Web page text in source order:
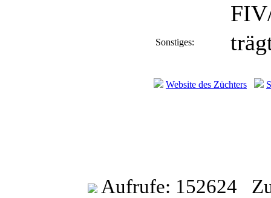
Sonstiges:
Website des Züchters
Aufrufe: 152624